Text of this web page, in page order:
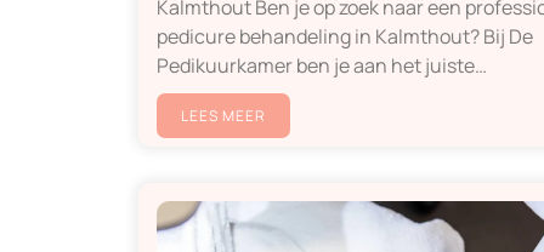
Kalmthout Ben je op zoek naar een
pedicure behandeling in Kalmthout? Bij De
Pedikuurkamer ben je aan het juiste…
LEES MEER